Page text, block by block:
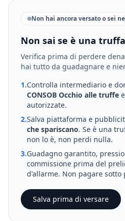
Non hai ancora versato o sei
Non sai se è una
Verifica prima di perdere
hai tutto da guadagnare e
1.Controlla intermediario e
CONSOB Occhio alle truffe
autorizzate.
2.Salva piattaforma e
che spariscano. Se è una
non lo è, non perdi nulla.
3.Guadagno garantito,
commissione prima del
d'allarme. Non pagare sotto
Salva prima di versare